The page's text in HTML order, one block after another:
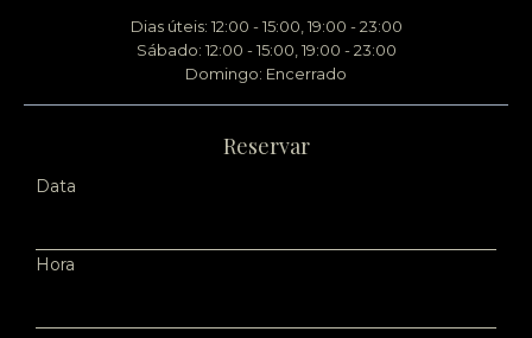
Dias úteis: 12:00 - 15:00, 19:00 - 23:00
Sábado: 12:00 - 15:00, 19:00 - 23:00
Domingo: Encerrado
Reservar
Data
Hora